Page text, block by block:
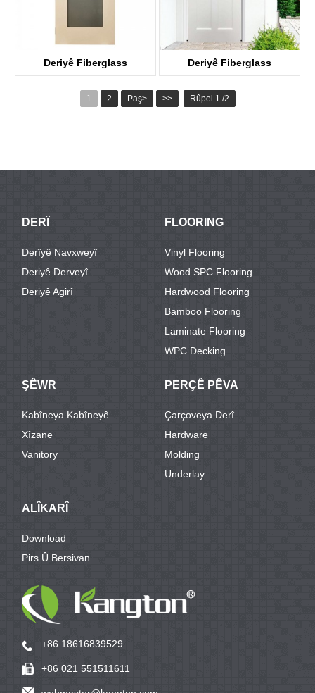
Deriyê Fiberglass Deriyê Fiberglass
1 2 Paş> >> Rûpel 1 /2
DERÎ
Derîyê Navxweyî
Deriyê Derveyî
Deriyê Agirî
FLOORING
Vinyl Flooring
Wood SPC Flooring
Hardwood Flooring
Bamboo Flooring
Laminate Flooring
WPC Decking
ŞÊWR
Kabîneya Kabîneyê
Xîzane
Vanitory
PERÇÊ PÊVA
Çarçoveya Derî
Hardware
Molding
Underlay
ALÎKARÎ
Download
Pirs Û Bersivan
+86 18616839529
+86 021 551511611